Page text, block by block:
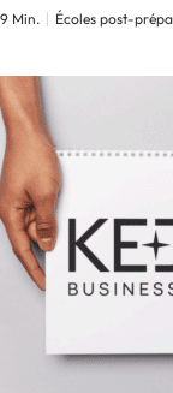
couvre les frais
9 Min. Écoles post-